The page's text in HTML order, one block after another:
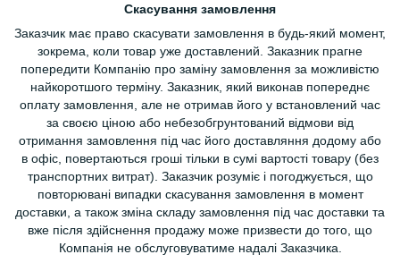
Скасування замовлення
Заказчик має право скасувати замовлення в будь-який момент,
зокрема, коли товар уже доставлений. Заказник прагне
попередити Компанію про заміну замовлення за можливістю
найкоротшого терміну. Заказник, який виконав попереднє
оплату замовлення, але не отримав його у встановлений час
за своєю ціною або небезобгрунтований відмови від
отримання замовлення під час його доставляння додому або
в офіс, повертаються гроші тільки в сумі вартості товару (без
транспортних витрат). Заказчик розуміє і погоджується, що
повторювані випадки скасування замовлення в момент
доставки, а також зміна складу замовлення під час доставки та
вже після здійснення продажу може призвести до того, що
Компанія не обслуговуватиме надалі Заказчика.